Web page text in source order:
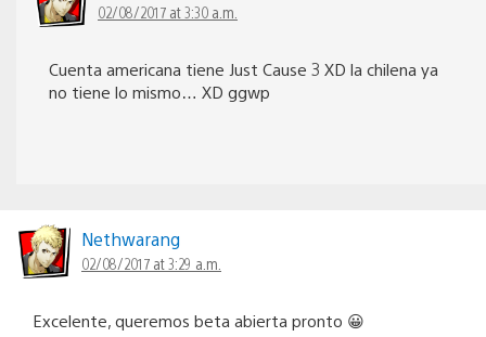
02/08/2017 at 3:30 a.m.
Cuenta americana tiene Just Cause 3 XD la chilena ya
no tiene lo mismo… XD ggwp
Nethwarang
02/08/2017 at 3:29 a.m.
Excelente, queremos beta abierta pronto 😀